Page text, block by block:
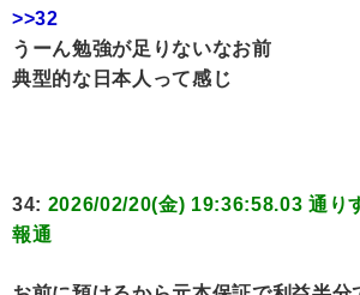
>>32
うーん勉強が足りないなお前
典型的な日本人って感じ
34: 2026/02/20(金) 19:36:58.03 通り
報通